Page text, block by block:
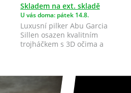
Skladem na ext. skladě
U vás doma: pátek 14.8.
Luxusní pilker Abu Garcia
Sillen osazen kvalitním
trojháčkem s 3D očima a